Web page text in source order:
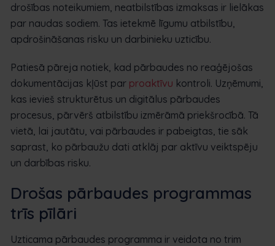
drošības noteikumiem, neatbilstības izmaksas ir lielākas
par naudas sodiem. Tas ietekmē līgumu atbilstību,
apdrošināšanas risku un darbinieku uzticību.
Patiesā pāreja notiek, kad pārbaudes no reaģējošas
dokumentācijas kļūst par proaktīvu kontroli. Uzņēmumi,
kas ievieš strukturētus un digitālus pārbaudes
procesus, pārvērš atbilstību izmērāmā priekšrocībā. Tā
vietā, lai jautātu, vai pārbaudes ir pabeigtas, tie sāk
saprast, ko pārbaužu dati atklāj par aktīvu veiktspēju
un darbības risku.
Drošas pārbaudes programmas
trīs pīlāri
Uzticama pārbaudes programma ir veidota no trim